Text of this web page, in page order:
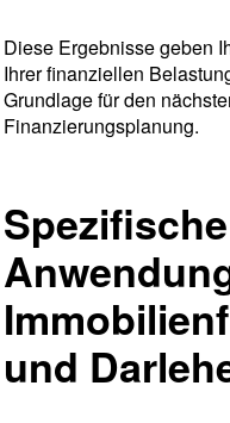
Diese Ergebnisse geben
Ihrer finanziellen
Grundlage für den
Finanzierungsplanung.
Spezifische
und